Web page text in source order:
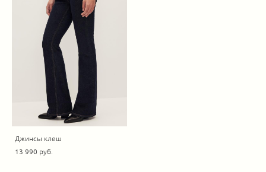
Джинсы клеш
13 990 pуб.